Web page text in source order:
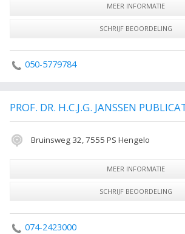
MEER INFORMATIE
SCHRIJF BEOORDELING
050-5779784
PROF. DR. H.C.J.G. JANSSEN
Bruinsweg 32, 7555 PS Hengelo
MEER INFORMATIE
SCHRIJF BEOORDELING
074-2423000